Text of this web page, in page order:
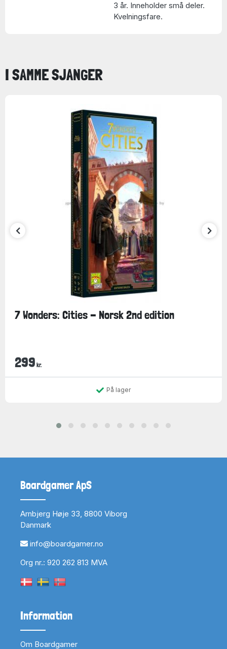
3 år. Inneholder små deler.
Kvelningsfare.
I SAMME SJANGER
7 Wonders: Cities - Norsk 2nd edition
299 kr.
På lager
Boardgamer ApS
Arnbjerg Høje 33, 8800 Viborg
Danmark
info@boardgamer.no
Org nr.: 920 262 813 MVA
Information
Om Boardgamer